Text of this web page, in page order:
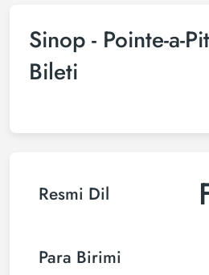
Sinop - Pointe-a-
Bileti
Resmi Dil
Para Birimi